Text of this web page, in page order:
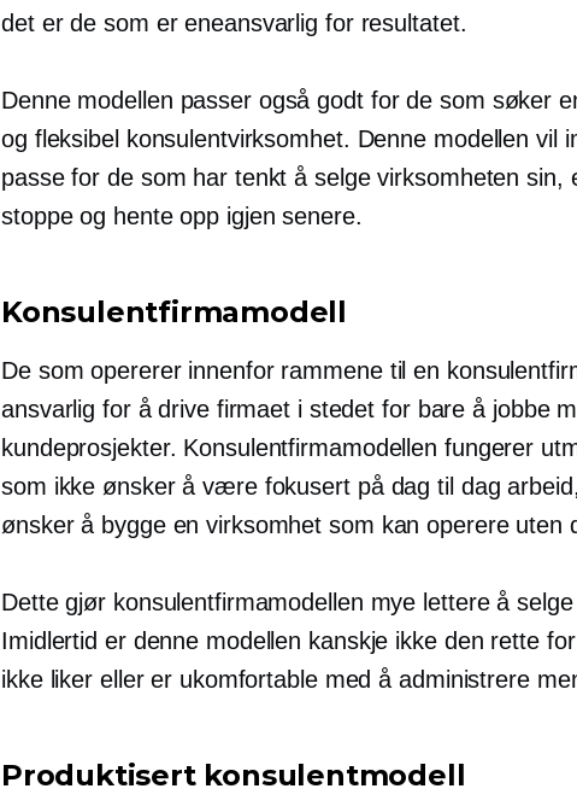
det er de som er eneansvarlig for resultatet.
Denne modellen passer også godt for de som søker
og fleksibel konsulentvirksomhet. Denne modellen vil
passe for de som har tenkt å selge virksomheten sin,
stoppe og hente opp igjen senere.
Konsulentfirmamodell
De som opererer innenfor rammene til en
ansvarlig for å drive firmaet i stedet for bare å jobbe
kundeprosjekter. Konsulentfirmamodellen fungerer
som ikke ønsker å være fokusert på dag til dag
ønsker å bygge en virksomhet som kan operere uten
Dette gjør konsulentfirmamodellen mye lettere å
Imidlertid er denne modellen kanskje ikke den rette
ikke liker eller er ukomfortable med å administrere
Produktisert konsulentmodell